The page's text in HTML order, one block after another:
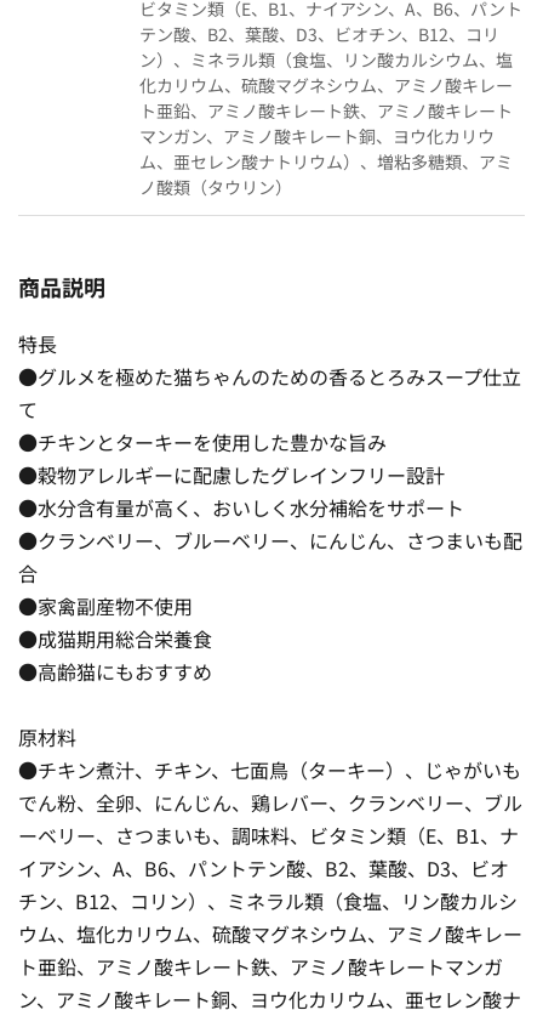
ビタミン類（E、B1、ナイアシン、A、B6、パント
テン酸、B2、葉酸、D3、ビオチン、B12、コリ
ン）、ミネラル類（食塩、リン酸カルシウム、塩
化カリウム、硫酸マグネシウム、アミノ酸キレー
ト亜鉛、アミノ酸キレート鉄、アミノ酸キレート
マンガン、アミノ酸キレート銅、ヨウ化カリウ
ム、亜セレン酸ナトリウム）、増粘多糖類、アミ
ノ酸類（タウリン）
商品説明
特長
●グルメを極めた猫ちゃんのための香るとろみスープ仕立
て
●チキンとターキーを使用した豊かな旨み
●穀物アレルギーに配慮したグレインフリー設計
●水分含有量が高く、おいしく水分補給をサポート
●クランベリー、ブルーベリー、にんじん、さつまいも配
合
●家禽副産物不使用
●成猫期用総合栄養食
●高齢猫にもおすすめ
原材料
●チキン煮汁、チキン、七面鳥（ターキー）、じゃがいも
でん粉、全卵、にんじん、鶏レバー、クランベリー、ブル
ーベリー、さつまいも、調味料、ビタミン類（E、B1、ナ
イアシン、A、B6、パントテン酸、B2、葉酸、D3、ビオ
チン、B12、コリン）、ミネラル類（食塩、リン酸カルシ
ウム、塩化カリウム、硫酸マグネシウム、アミノ酸キレー
ト亜鉛、アミノ酸キレート鉄、アミノ酸キレートマンガ
ン、アミノ酸キレート銅、ヨウ化カリウム、亜セレン酸ナ